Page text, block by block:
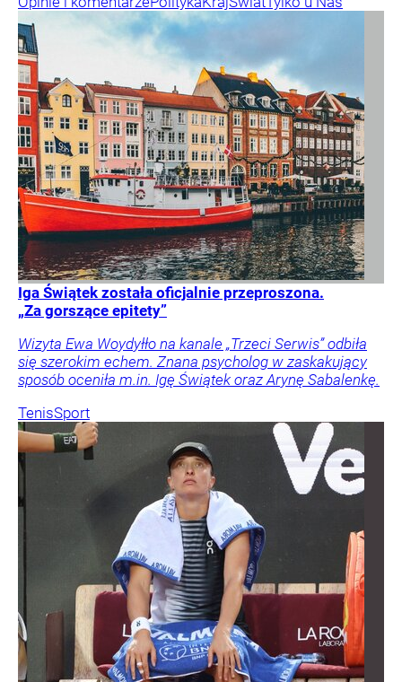
Iga Świątek została oficjalnie przeproszona.
„Za gorszące epitety”
Wizyta Ewa Woydyłło na kanale „Trzeci Serwis” odbiła
się szerokim echem. Znana psycholog w zaskakujący
sposób oceniła m.in. Igę Świątek oraz Arynę Sabalenkę.
TenisSport